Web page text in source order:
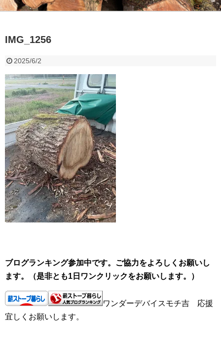
IMG_1256
2025/6/2
ブログランキング参加中です。ご協力をよろしくお願いし
ます。（是非とも1日ワンクリックをお願いします。）
ワンダーデバイスモチ吉 応援
宜しくお願いします。